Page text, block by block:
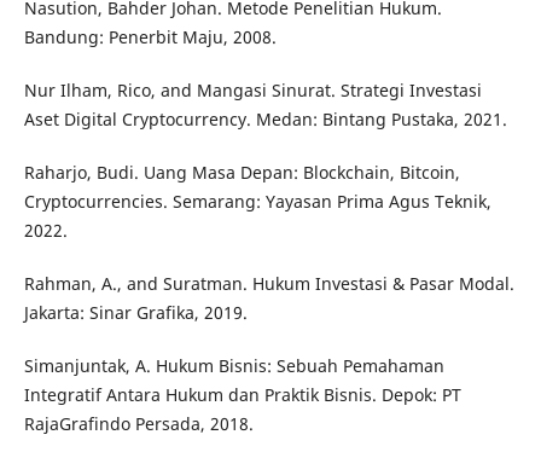
Nasution, Bahder Johan. Metode Penelitian Hukum.
Bandung: Penerbit Maju, 2008.
Nur Ilham, Rico, and Mangasi Sinurat. Strategi Investasi
Aset Digital Cryptocurrency. Medan: Bintang Pustaka, 2021.
Raharjo, Budi. Uang Masa Depan: Blockchain, Bitcoin,
Cryptocurrencies. Semarang: Yayasan Prima Agus Teknik,
2022.
Rahman, A., and Suratman. Hukum Investasi & Pasar Modal.
Jakarta: Sinar Grafika, 2019.
Simanjuntak, A. Hukum Bisnis: Sebuah Pemahaman
Integratif Antara Hukum dan Praktik Bisnis. Depok: PT
RajaGrafindo Persada, 2018.